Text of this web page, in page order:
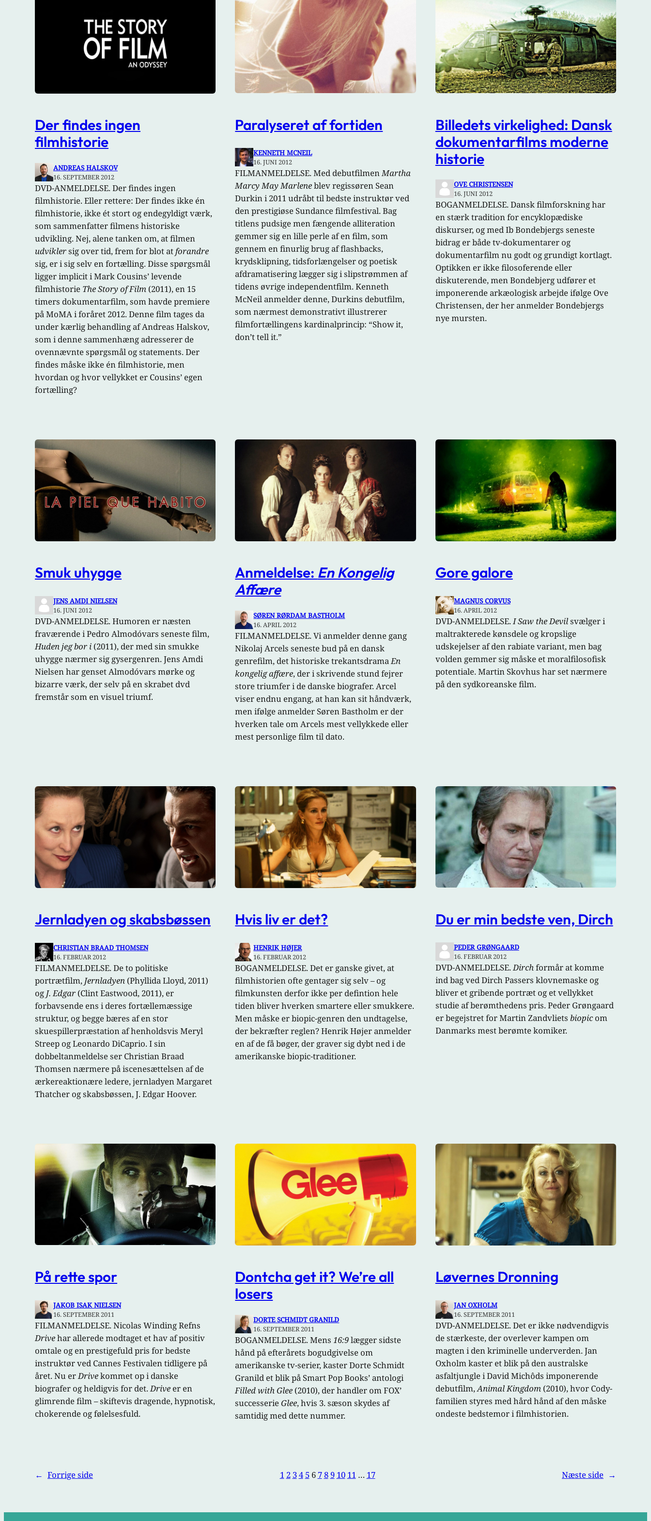
Der findes ingen
filmhistorie
ANDREAS HALSKOV
16. SEPTEMBER 2012
DVD-ANMELDELSE. Der findes ingen
filmhistorie. Eller rettere: Der findes ikke én
filmhistorie, ikke ét stort og endegyldigt værk,
som sammenfatter filmens historiske
udvikling. Nej, alene tanken om, at filmen
udviklersig over tid, frem for blot atforandre
sig, er i sig selv en fortælling. Disse spørgsmål
ligger implicit i Mark Cousins’ levende
filmhistorie The Story of Film (2011), en 15
timers dokumentarfilm, som havde premiere
på MoMA i foråret 2012. Denne film tages da
under kærlig behandling af Andreas Halskov,
som i denne sammenhæng adresserer de
ovennævnte spørgsmål og statements. Der
findes måske ikke én filmhistorie, men
hvordan og hvor vellykket er Cousins’ egen
fortælling?
Paralyseret af fortiden
KENNETH MCNEIL
16. JUNI 2012
FILMANMELDELSE. Med debutfilmenMartha
Marcy May Marleneblev regissøren Sean
Durkin i 2011 udråbt til bedste instruktør ved
den prestigiøse Sundance filmfestival. Bag
titlens pudsige men fængende alliteration
gemmer sig en lille perle af en film, som
gennem en finurlig brug af flashbacks,
krydsklipning, tidsforlængelser og poetisk
afdramatisering lægger sig i slipstrømmen af
tidens øvrige independentfilm. Kenneth
McNeil anmelder denne, Durkins debutfilm,
som nærmest demonstrativt illustrerer
filmfortællingens kardinalprincip: “Show it,
don’t tell it.”
Billedets virkelighed: Dansk
dokumentarfilms moderne
historie
OVE CHRISTENSEN
16. JUNI 2012
BOGANMELDELSE. Dansk filmforskning har
en stærk tradition for encyklopædiske
diskurser, og med Ib Bondebjergs seneste
bidrag er både tv-dokumentarer og
dokumentarfilm nu godt og grundigt kortlagt.
Optikken er ikke filosoferende eller
diskuterende, men Bondebjerg udfører et
imponerende arkæologisk arbejde ifølge Ove
Christensen, der her anmelder Bondebjergs
nye mursten.
Smuk uhygge
JENS AMDI NIELSEN
16. JUNI 2012
DVD-ANMELDELSE. Humoren er næsten
fraværende i Pedro Almodóvars seneste film,
Huden jeg bor i (2011), der med sin smukke
uhygge nærmer sig gysergenren. Jens Amdi
Nielsen har genset Almodóvars mørke og
bizarre værk, der selv på en skrabet dvd
fremstår som en visuel triumf.
Anmeldelse: En Kongelig
Affære
SØREN RØRDAM BASTHOLM
16. APRIL 2012
FILMANMELDELSE. Vi anmelder denne gang
Nikolaj Arcels seneste bud på en dansk
genrefilm, det historiske trekantsdramaEn
kongelig affære, der i skrivende stund fejrer
store triumfer i de danske biografer. Arcel
viser endnu engang, at han kan sit håndværk,
men ifølge anmelder Søren Bastholm er der
hverken tale om Arcels mest vellykkede eller
mest personlige film til dato.
Gore galore
MAGNUS CORVUS
16. APRIL 2012
DVD-ANMELDELSE.I Saw the Devilsvælger i
maltrakterede kønsdele og kropslige
udskejelser af den rabiate variant, men bag
volden gemmer sig måske et moralfilosofisk
potentiale. Martin Skovhus har set nærmere
på den sydkoreanske film.
Jernladyen og skabsbøssen
CHRISTIAN BRAAD THOMSEN
16. FEBRUAR 2012
FILMANMELDELSE. De to politiske
portrætfilm, Jernladyen (Phyllida Lloyd, 2011)
og J. Edgar (Clint Eastwood, 2011), er
forbavsende ens i deres fortællemæssige
struktur, og begge bæres af en stor
skuespillerpræstation af henholdsvis Meryl
Streep og Leonardo DiCaprio. I sin
dobbeltanmeldelse ser Christian Braad
Thomsen nærmere på iscenesættelsen af de
ærkereaktionære ledere, jernladyen Margaret
Thatcher og skabsbøssen, J. Edgar Hoover.
Hvis liv er det?
HENRIK HØJER
16. FEBRUAR 2012
BOGANMELDELSE. Det er ganske givet, at
filmhistorien ofte gentager sig selv – og
filmkunsten derfor ikke per defintion hele
tiden bliver hverken smartere eller smukkere.
Men måske er biopic-genren den undtagelse,
der bekræfter reglen? Henrik Højer anmelder
en af de få bøger, der graver sig dybt ned i de
amerikanske biopic-traditioner.
Du er min bedste ven, Dirch
PEDER GRØNGAARD
16. FEBRUAR 2012
DVD-ANMELDELSE.Dirchformår at komme
ind bag ved Dirch Passers klovnemaske og
bliver et gribende portræt og et vellykket
studie af berømthedens pris. Peder Grøngaard
er begejstret for Martin Zandvliets biopicom
Danmarks mest berømte komiker.
På rette spor
JAKOB ISAK NIELSEN
16. SEPTEMBER 2011
FILMANMELDELSE. Nicolas Winding Refns
Drivehar allerede modtaget et hav af positiv
omtale og en prestigefuld pris for bedste
instruktør ved Cannes Festivalen tidligere på
året. Nu er Drivekommet op i danske
biografer og heldigvis for det. Drive er en
glimrende film – skiftevis dragende, hypnotisk,
chokerende og følelsesfuld.
Dontcha get it? We’re all
losers
DORTE SCHMIDT GRANILD
16. SEPTEMBER 2011
BOGANMELDELSE. Mens16:9lægger sidste
hånd på efterårets bogudgivelse om
amerikanske tv-serier, kaster Dorte Schmidt
Granild et blik på Smart Pop Books’ antologi
Filled with Glee (2010), der handler om FOX’
successerie Glee, hvis 3. sæson skydes af
samtidig med dette nummer.
Løvernes Dronning
JAN OXHOLM
16. SEPTEMBER 2011
DVD-ANMELDELSE. Det er ikke nødvendigvis
de stærkeste, der overlever kampen om
magten i den kriminelle underverden. Jan
Oxholm kaster et blik på den australske
asfaltjungle i David Michôds imponerende
debutfilm,Animal Kingdom(2010), hvor Cody-
familien styres med hård hånd af den måske
ondeste bedstemor i filmhistorien.
← Forrige side 1 2 34 5 6 78 9 10 11 … 17 Næste side →